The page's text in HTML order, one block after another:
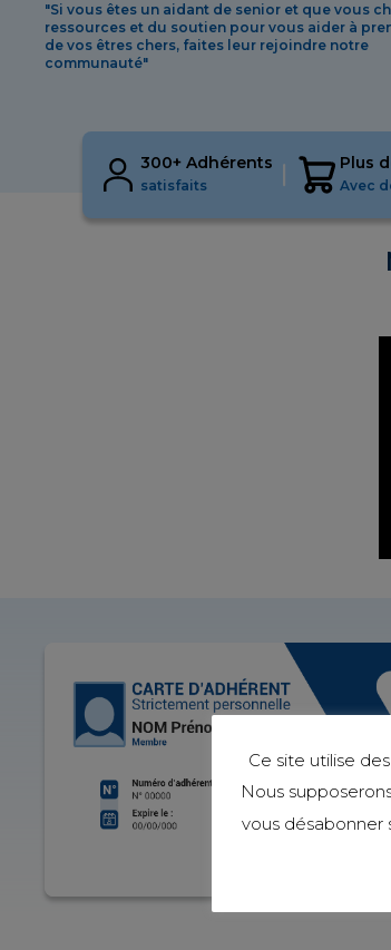
"Si vous êtes un aidant de senior et que vous
ressources et du soutien pour vous aider à
de vos êtres chers, faites leur rejoindre notre
communauté"
300+ Adhérents
satisfaits
Plus
Avec
Ce site utilise
Nous
vous désabonner